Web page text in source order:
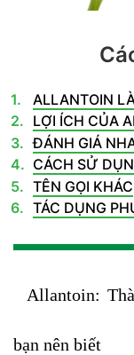
ALLANTOIN
LỢI ÍCH CỦA
ĐÁNH GIÁ
CÁCH SỬ
TÊN GỌI KHÁC
TÁC DỤNG
Allantoin:
bạn nên biết